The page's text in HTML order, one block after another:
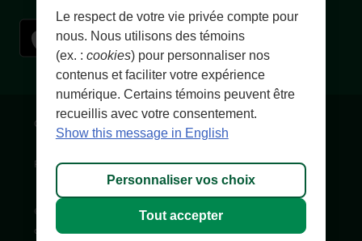
Conditions d'utilisation et notes légales
Personnaliser les témoins Accessibilité Plan du site
© 1996-
, Fédération des caisses Desjardins du Québec. Tous
droits réservés.
Le respect de votre vie privée compte pour
nous. Nous utilisons des témoins
(ex. : cookies) pour personnaliser nos
contenus et faciliter votre expérience
numérique. Certains témoins peuvent être
recueillis avec votre consentement.
Show this message in English
Personnaliser vos choix
Tout accepter